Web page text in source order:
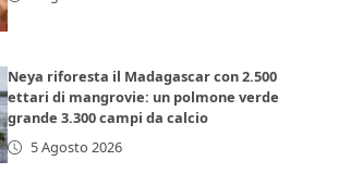
Neya riforesta il Madagascar con 2.500
ettari di mangrovie: un polmone verde
grande 3.300 campi da calcio
5 Agosto 2026